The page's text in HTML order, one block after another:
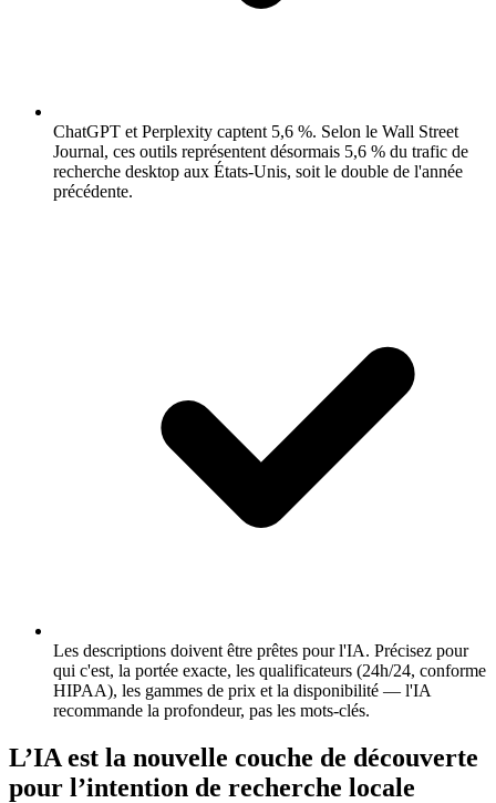
ChatGPT et Perplexity captent 5,6 %. Selon le Wall Street
Journal, ces outils représentent désormais 5,6 % du trafic de
recherche desktop aux États-Unis, soit le double de l'année
précédente.
Les descriptions doivent être prêtes pour l'IA. Précisez pour
qui c'est, la portée exacte, les qualificateurs (24h/24, conforme
HIPAA), les gammes de prix et la disponibilité — l'IA
recommande la profondeur, pas les mots-clés.
L’IA est la nouvelle couche de découverte
pour l’intention de recherche locale